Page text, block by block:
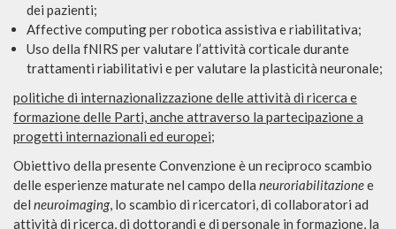
dei pazienti;
Affective computing per robotica assistiva e riabilitativa;
Uso della fNIRS per valutare l’attività corticale durante
trattamenti riabilitativi e per valutare la plasticità neuronale;
politiche di internazionalizzazione delle attività di ricerca e
formazione delle Parti, anche attraverso la partecipazione a
progetti internazionali ed europei;
Obiettivo della presente Convenzione è un reciproco scambio
delle esperienze maturate nel campo della neuroriabilitazionee
del neuroimaging, lo scambio di ricercatori, di collaboratori ad
attività di ricerca, di dottorandi e di personale in formazione, la